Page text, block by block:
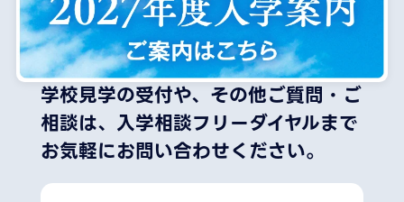
学校見学の受付や、その他ご質問・ご
相談は、 入学相談フリーダイヤルまで
お気軽にお問い合わせください。